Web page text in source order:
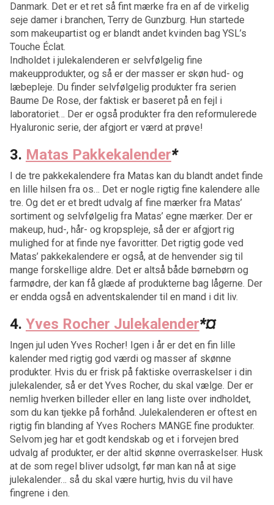
Danmark. Det er et ret så fint mærke fra en af de virkelig
seje damer i branchen, Terry de Gunzburg. Hun startede
som makeupartist og er blandt andet kvinden bag YSL’s
Touche Éclat.
Indholdet i julekalenderen er selvfølgelig fine
makeupprodukter, og så er der masser er skøn hud- og
læbepleje. Du finder selvfølgelig produkter fra serien
Baume De Rose, der faktisk er baseret på en fejl i
laboratoriet… Der er også produkter fra den reformulerede
Hyaluronic serie, der afgjort er værd at prøve!
3. Matas Pakkekalender*
I de tre pakkekalendere fra Matas kan du blandt andet finde
en lille hilsen fra os… Det er nogle rigtig fine kalendere alle
tre. Og det er et bredt udvalg af fine mærker fra Matas’
sortiment og selvfølgelig fra Matas’ egne mærker. Der er
makeup, hud-, hår- og kropspleje, så der er afgjort rig
mulighed for at finde nye favoritter. Det rigtig gode ved
Matas’ pakkekalendere er også, at de henvender sig til
mange forskellige aldre. Det er altså både børnebørn og
farmødre, der kan få glæde af produkterne bag lågerne. Der
er endda også en adventskalender til en mand i dit liv.
4. Yves Rocher Julekalender*¤
Ingen jul uden Yves Rocher! Igen i år er det en fin lille
kalender med rigtig god værdi og masser af skønne
produkter. Hvis du er frisk på faktiske overraskelser i din
julekalender, så er det Yves Rocher, du skal vælge. Der er
nemlig hverken billeder eller en lang liste over indholdet,
som du kan tjekke på forhånd. Julekalenderen er oftest en
rigtig fin blanding af Yves Rochers MANGE fine produkter.
Selvom jeg har et godt kendskab og et i forvejen bred
udvalg af produkter, er der altid skønne overraskelser. Husk
at de som regel bliver udsolgt, før man kan nå at sige
julekalender… så du skal være hurtig, hvis du vil have
fingrene i den.